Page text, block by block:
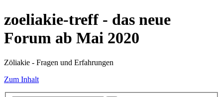
zoeliakie-treff - das neue
Forum ab Mai 2020
Zöliakie - Fragen und Erfahrungen
Zum Inhalt